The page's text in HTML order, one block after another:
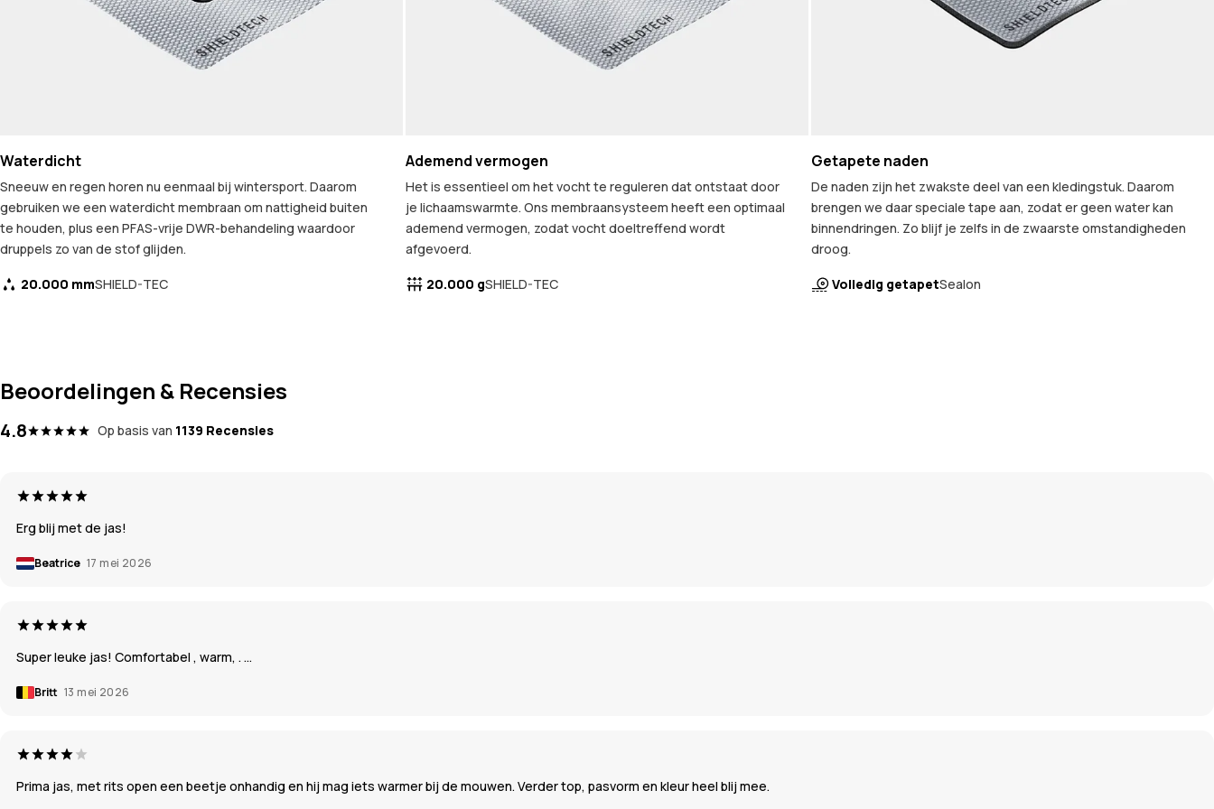
Waterdicht
Sneeuw en regen horen nu eenmaal bij wintersport. Daarom
gebruiken we een waterdicht membraan om nattigheid buiten
te houden, plus een PFAS-vrije DWR-behandeling waardoor
druppels zo van de stof glijden.
20.000 mmSHIELD-TEC
Ademend vermogen
Het is essentieel om het vocht te reguleren dat ontstaat door
je lichaamswarmte. Ons membraansysteem heeft een optimaal
ademend vermogen, zodat vocht doeltreffend wordt
afgevoerd.
20.000 gSHIELD-TEC
Getapete naden
De naden zijn het zwakste deel van een kledingstuk. Daarom
brengen we daar speciale tape aan, zodat er geen water kan
binnendringen. Zo blijf je zelfs in de zwaarste omstandigheden
droog.
Volledig getapetSealon
Beoordelingen & Recensies
4.8 Op basis van 1139 Recensies
Erg blij met de jas!
Beatrice 17 mei 2026
Super leuke jas! Comfortabel , warm, . …
Britt 13 mei 2026
Prima jas, met rits open een beetje onhandig en hij mag iets warmer bij de mouwen. Verder top, pasvorm en kleur heel blij mee.